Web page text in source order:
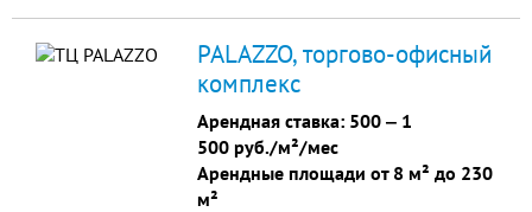
PALAZZO, торгово-офисный
комплекс
Арендная ставка: 500 ‒ 1
500 руб./м²/мес
Арендные площади от 8 м² до 230
м²